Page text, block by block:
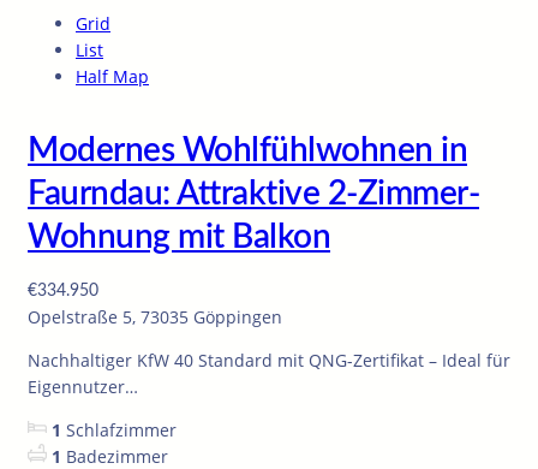
Grid
List
Half Map
Modernes Wohlfühlwohnen in
Faurndau: Attraktive 2-Zimmer-
Wohnung mit Balkon
€334.950
Opelstraße 5, 73035 Göppingen
Nachhaltiger KfW 40 Standard mit QNG-Zertifikat – Ideal für
Eigennutzer…
1 Schlafzimmer
1 Badezimmer